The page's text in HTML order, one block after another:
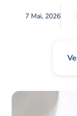
7 Mai, 2026